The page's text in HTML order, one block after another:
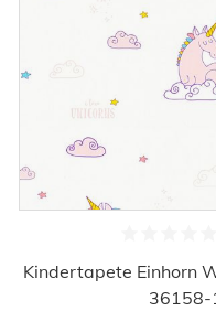
Kindertapete Einhorn
36158-